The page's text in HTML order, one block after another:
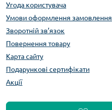
Угода користувача
Умови оформлення замовлення
Зворотній зв’язок
Повернення товару
Карта сайту
Подарункові сертифікати
Акції